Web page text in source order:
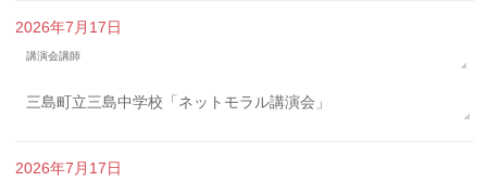
2026年7月17日
講演会講師
三島町立三島中学校「ネットモラル講演会」
2026年7月17日